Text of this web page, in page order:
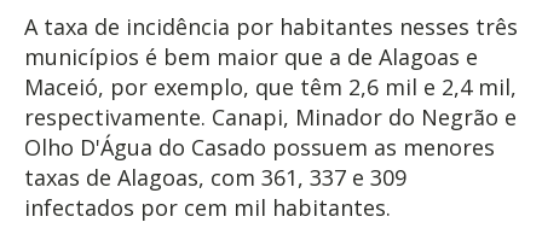
A taxa de incidência por habitantes nesses três
municípios é bem maior que a de Alagoas e
Maceió, por exemplo, que têm 2,6 mil e 2,4 mil,
respectivamente. Canapi, Minador do Negrão e
Olho D'Água do Casado possuem as menores
taxas de Alagoas, com 361, 337 e 309
infectados por cem mil habitantes.